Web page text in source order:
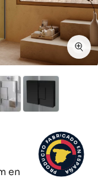
en
P
R
O
D
U
C
T
O
FABRICADO
E
N
E
S
P
A
Ñ
A